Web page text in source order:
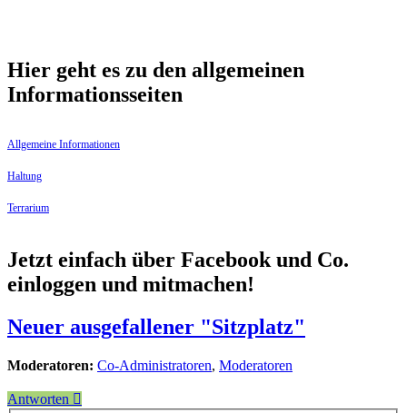
Hier geht es zu den allgemeinen
Informationsseiten
Allgemeine Informationen
Haltung
Terrarium
Jetzt einfach über Facebook und Co.
einloggen und mitmachen!
Neuer ausgefallener "Sitzplatz"
Moderatoren: Co-Administratoren, Moderatoren
Antworten